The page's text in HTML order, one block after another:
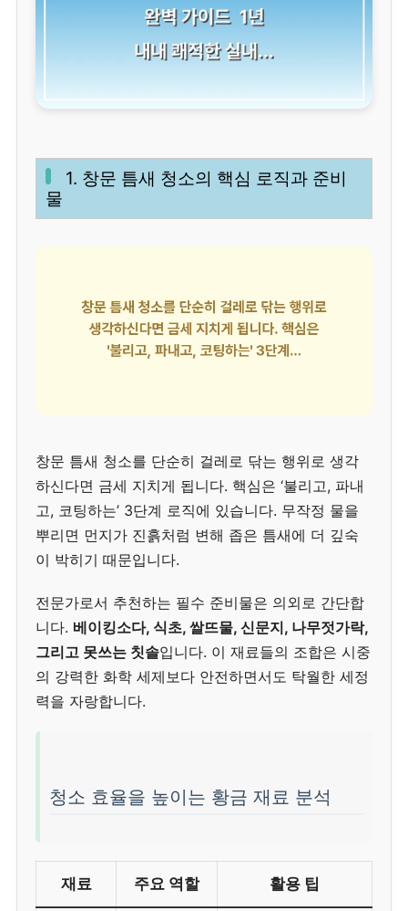
1. 창문 틈새 청소의 핵심 로직과 준비
물
창문 틈새 청소를 단순히 걸레로 닦는 행위로 생각
하신다면 금세 지치게 됩니다. 핵심은 ‘불리고, 파내
고, 코팅하는’ 3단계 로직에 있습니다. 무작정 물을
뿌리면 먼지가 진흙처럼 변해 좁은 틈새에 더 깊숙
이 박히기 때문입니다.
전문가로서 추천하는 필수 준비물은 의외로 간단합
니다. 베이킹소다, 식초, 쌀뜨물, 신문지, 나무젓가락,
그리고 못쓰는 칫솔입니다. 이 재료들의 조합은 시중
의 강력한 화학 세제보다 안전하면서도 탁월한 세정
력을 자랑합니다.
청소 효율을 높이는 황금 재료 분석
재료 주요 역할 활용 팁